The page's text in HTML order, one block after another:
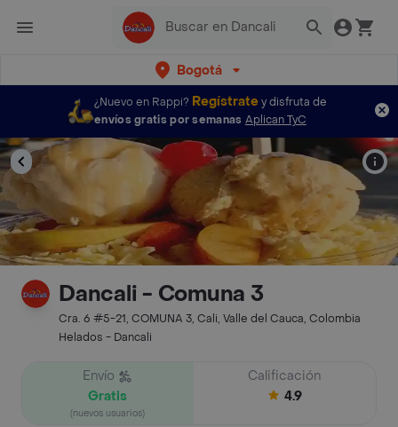
Bogotá
¿Nuevo en Rappi? Regístratey disfruta de
envíos gratis por semanas Aplican TyC
Dancali - Comuna 3
Cra. 6 #5-21, COMUNA 3, Cali, Valle del Cauca, Colombia
Helados - Dancali
Envío
Gratis
(nuevos usuarios)
Calificación
4.9